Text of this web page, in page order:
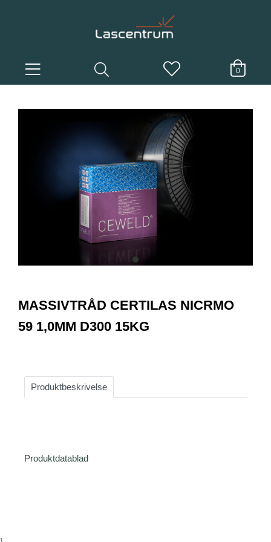
0
item
of
1
MASSIVTRÅD CERTILAS NICRMO
59 1,0MM D300 15KG
Produktbeskrivelse
Produktdatablad